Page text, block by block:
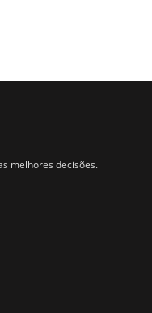
melhores decisões.